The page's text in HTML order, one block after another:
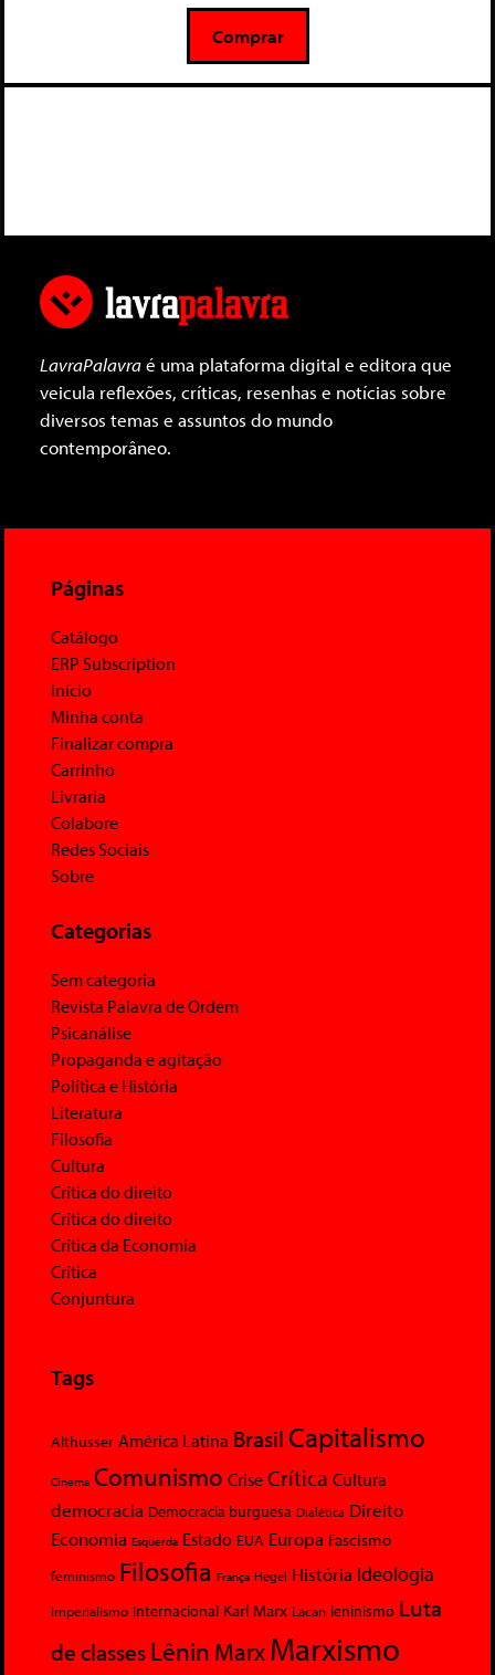
5
Comprar
LavraPalavraé uma plataforma digital e editora que
veicula reflexões, críticas, resenhas e notícias sobre
diversos temas e assuntos do mundo
contemporâneo.
Páginas
Catálogo
ERP Subscription
Início
Minha conta
Finalizar compra
Carrinho
Livraria
Colabore
Redes Sociais
Sobre
Categorias
Sem categoria
Revista Palavra de Ordem
Psicanálise
Propaganda e agitação
Política e História
Literatura
Filosofia
Cultura
Crítica do direito
Crítica do direito
Crítica da Economia
Crítica
Conjuntura
Tags
Althusser América Latina Brasil Capitalismo
Cinema Comunismo Crise Crítica Cultura
democracia Democracia burguesa Dialética Direito
Economia Esquerda Estado EUA Europa Fascismo
feminismo Filosofia França Hegel História Ideologia
Imperialismo Internacional Karl Marx Lacan leninismo Luta
de classesLênin MarxMarxismo